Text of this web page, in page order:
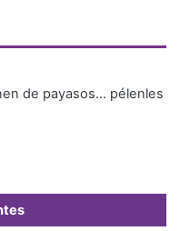
de payasos… pélenles